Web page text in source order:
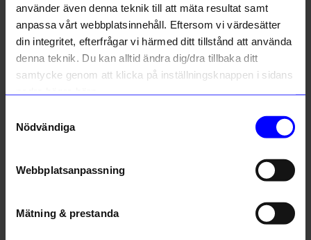
använder även denna teknik till att mäta resultat samt
anpassa vårt webbplatsinnehåll. Eftersom vi värdesätter
din integritet, efterfrågar vi härmed ditt tillstånd att använda
denna teknik. Du kan alltid ändra dig/dra tillbaka ditt
samtycke genom att klicka på inställningsknappen i sidans
Nödvändiga
Webbplatsanpassning
Mätning & prestanda
Nicotext
149kr
10% rabatt på
ditt första köp
Anmäl dig till vårt nyhetsbrev och bli
och unika erbjudanden!
första köp.
Email